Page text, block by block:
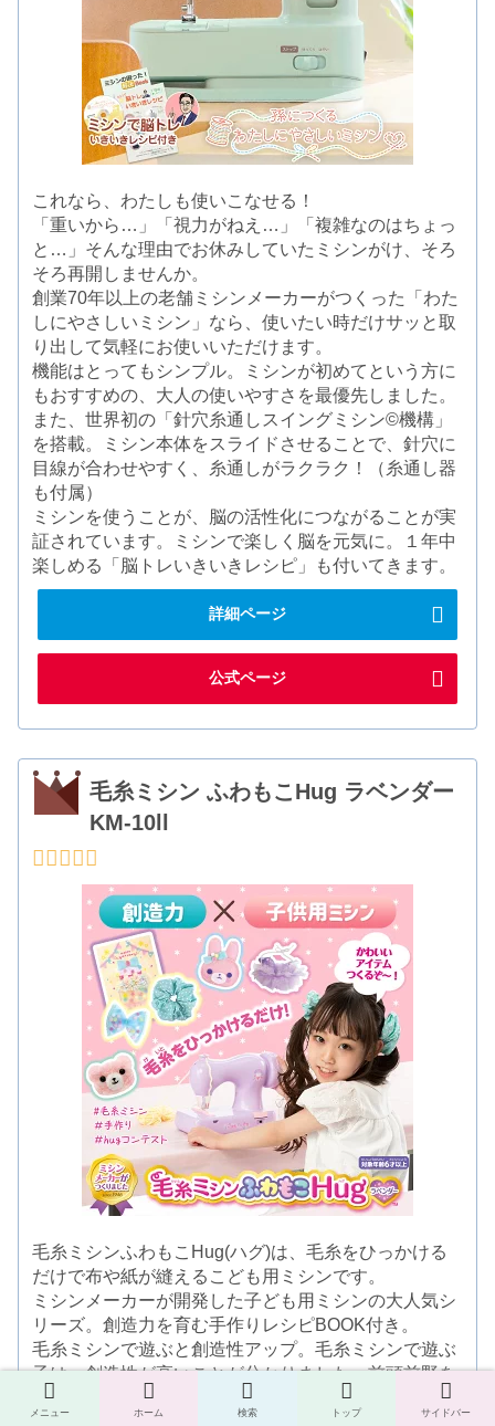
これなら、わたしも使いこなせる！
「重いから…」「視力がねえ…」「複雑なのはちょっ
と…」そんな理由でお休みしていたミシンがけ、そろ
そろ再開しませんか。
創業70年以上の老舗ミシンメーカーがつくった「わた
しにやさしいミシン」なら、使いたい時だけサッと取
り出して気軽にお使いいただけます。
機能はとってもシンプル。ミシンが初めてという方に
もおすすめの、大人の使いやすさを最優先しました。
また、世界初の「針穴糸通しスイングミシン©機構」
を搭載。ミシン本体をスライドさせることで、針穴に
目線が合わせやすく、糸通しがラクラク！（糸通し器
も付属）
ミシンを使うことが、脳の活性化につながることが実
証されています。ミシンで楽しく脳を元気に。１年中
楽しめる「脳トレいきいきレシピ」も付いてきます。
詳細ページ
公式ページ
毛糸ミシン ふわもこHug ラベンダー
KM-10ll
毛糸ミシンふわもこHug(ハグ)は、毛糸をひっかける
だけで布や紙が縫えるこども用ミシンです。
ミシンメーカーが開発した子ども用ミシンの大人気シ
リーズ。創造力を育む手作りレシピBOOK付き。
毛糸ミシンで遊ぶと創造性アップ。毛糸ミシンで遊ぶ
子は、創造性が高いことが分かりました。前頭前野を
たくさん働かせて、脳を鍛えることは、やりたいこと
メニュー ホーム 検索 トップ サイドバー